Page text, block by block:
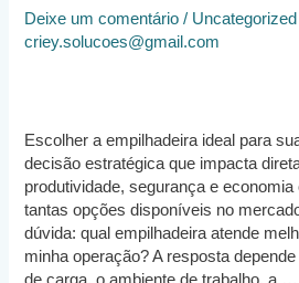
Deixe um comentário / Uncategorized
criey.solucoes@gmail.com
Escolher a empilhadeira ideal para
decisão estratégica que impacta
produtividade, segurança e economia
tantas opções disponíveis no
dúvida: qual empilhadeira atende
minha operação? A resposta